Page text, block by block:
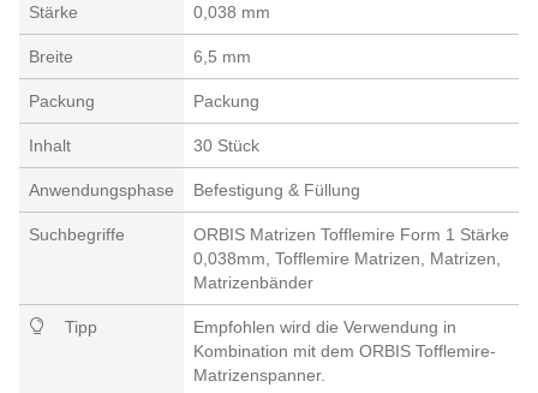
Stärke 0,038 mm
Breite 6,5 mm
Packung Packung
Inhalt 30 Stück
Anwendungsphase Befestigung & Füllung
Suchbegriffe
ORBIS Matrizen Tofflemire Form 1 Stärke
0,038mm, Tofflemire Matrizen, Matrizen,
Matrizenbänder
Tipp
Empfohlen wird die Verwendung in
Kombination mit dem ORBIS Tofflemire-
Matrizenspanner.